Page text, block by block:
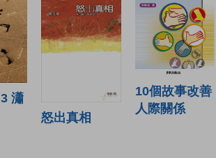
瀟
怒出真相
10個故事改善
人際關係